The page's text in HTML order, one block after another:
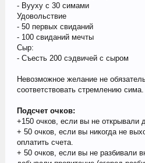
- Вууху с 30 симами
Удовольствие
- 50 первых свиданий
- 100 свиданий мечты
Сыр:
- Съесть 200 сэдвичей с сыром
Невозможное желание не
соответствовать стремлению сима.
Подсчет очков:
+150 очков, если вы не открывали
+ 50 очков, если вы никогда не
оплатить счета.
+ 50 очков, если вы не разбивали